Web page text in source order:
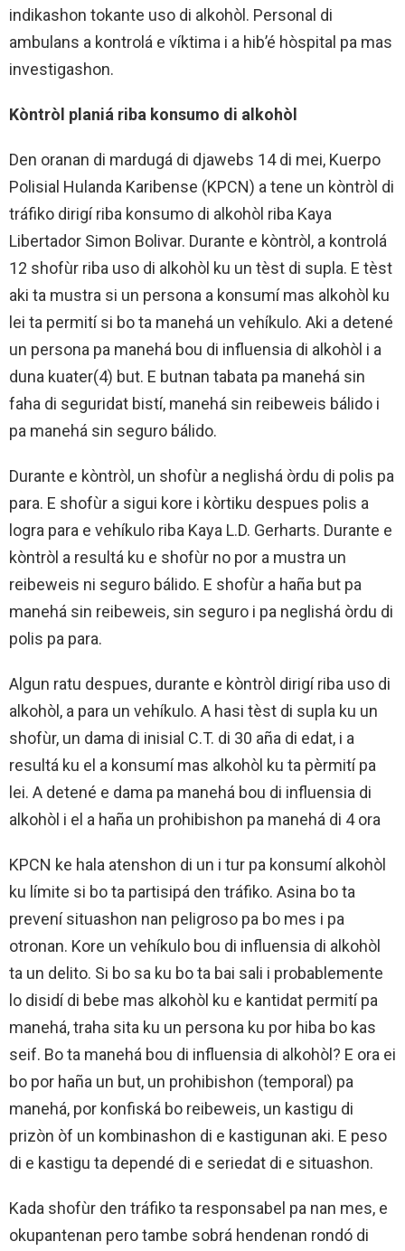
indikashon tokante uso di alkohòl. Personal di
ambulans a kontrolá e víktima i a hib’é hòspital pa mas
investigashon.
Kòntròl planiá riba konsumo di alkohòl
Den oranan di mardugá di djawebs 14 di mei, Kuerpo
Polisial Hulanda Karibense (KPCN) a tene un kòntròl di
tráfiko dirigí riba konsumo di alkohòl riba Kaya
Libertador Simon Bolivar. Durante e kòntròl, a kontrolá
12 shofùr riba uso di alkohòl ku un tèst di supla. E tèst
aki ta mustra si un persona a konsumí mas alkohòl ku
lei ta permití si bo ta manehá un vehíkulo. Aki a detené
un persona pa manehá bou di influensia di alkohòl i a
duna kuater(4) but. E butnan tabata pa manehá sin
faha di seguridat bistí, manehá sin reibeweis bálido i
pa manehá sin seguro bálido.
Durante e kòntròl, un shofùr a neglishá òrdu di polis pa
para. E shofùr a sigui kore i kòrtiku despues polis a
logra para e vehíkulo riba Kaya L.D. Gerharts. Durante e
kòntròl a resultá ku e shofùr no por a mustra un
reibeweis ni seguro bálido. E shofùr a haña but pa
manehá sin reibeweis, sin seguro i pa neglishá òrdu di
polis pa para.
Algun ratu despues, durante e kòntròl dirigí riba uso di
alkohòl, a para un vehíkulo. A hasi tèst di supla ku un
shofùr, un dama di inisial C.T. di 30 aña di edat, i a
resultá ku el a konsumí mas alkohòl ku ta pèrmití pa
lei. A detené e dama pa manehá bou di influensia di
alkohòl i el a haña un prohibishon pa manehá di 4 ora
KPCN ke hala atenshon di un i tur pa konsumí alkohòl
ku límite si bo ta partisipá den tráfiko. Asina bo ta
prevení situashon nan peligroso pa bo mes i pa
otronan. Kore un vehíkulo bou di influensia di alkohòl
ta un delito. Si bo sa ku bo ta bai sali i probablemente
lo disidí di bebe mas alkohòl ku e kantidat permití pa
manehá, traha sita ku un persona ku por hiba bo kas
seif. Bo ta manehá bou di influensia di alkohòl? E ora ei
bo por haña un but, un prohibishon (temporal) pa
manehá, por konfiská bo reibeweis, un kastigu di
prizòn òf un kombinashon di e kastigunan aki. E peso
di e kastigu ta dependé di e seriedat di e situashon.
Kada shofùr den tráfiko ta responsabel pa nan mes, e
okupantenan pero tambe sobrá hendenan rondó di